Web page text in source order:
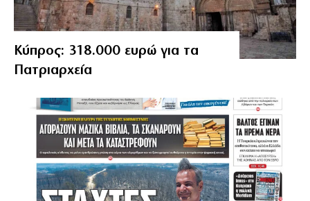
Κύπρος: 318.000 ευρώ για τα
Πατριαρχεία